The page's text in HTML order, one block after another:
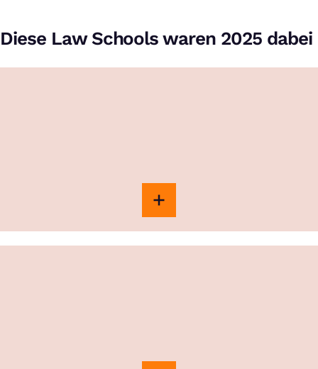
Diese Law Schools waren 2025 dabei